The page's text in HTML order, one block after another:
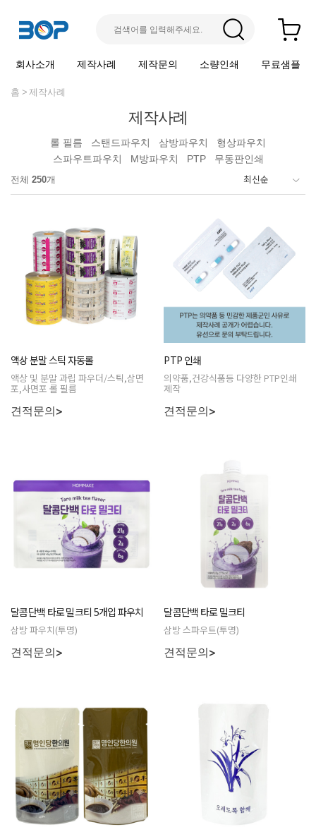
회사소개 제작사례 제작문의 소량인쇄 무료샘플
홈 제작사례
제작사례
롤 필름 스탠드파우치 삼방파우치
형상파우치
스파우트파우치
M방파우치 PTP 무동판인쇄
전체 250개
액상 분말 스틱 자동롤
액상 및 분말 과립 파우더/스틱,삼면
포,사면포 롤 필름
견적문의>
PTP 인쇄
의약품,건강식품등 다양한 PTP인쇄
제작
견적문의>
달콤단백 타로 밀크티 5개입 파우치
삼방 파우치(투명)
견적문의>
달콤단백 타로 밀크티
삼방 스파우트(투명)
견적문의>